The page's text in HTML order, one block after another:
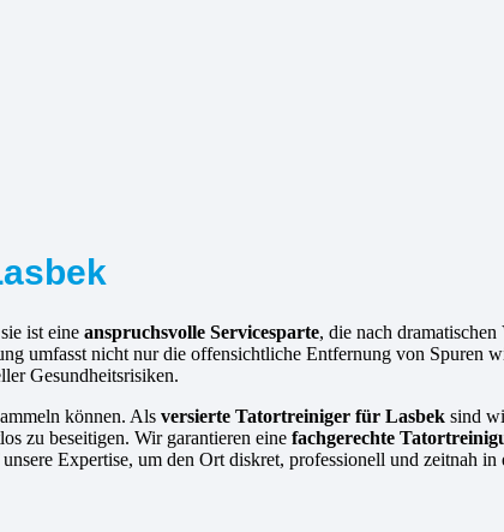
ist eine anspruchsvolle Servicesparte, die nach
umfasst nicht nur die offensichtliche Entfernung von Spuren
Gesundheitsrisiken.
können. Als versierte Tatortreiniger für Lasbek sind
zu beseitigen. Wir garantieren eine fachgerechte
Expertise, um den Ort diskret, professionell und zeitnah in